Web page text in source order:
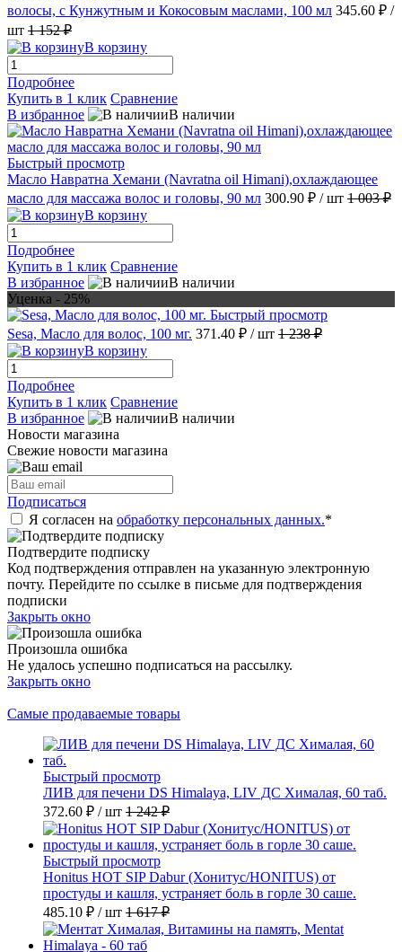
волосы, с Кунжутным и Кокосовым маслами, 100 мл 345.60 ₽ /
шт 1 152 ₽
В корзину
Подробнее
Купить в 1 клик Сравнение
В избранное
В наличии
Быстрый просмотр
Масло Навратна Хемани (Navratna oil Himani),охлаждающее
масло для массажа волос и головы, 90 мл 300.90 ₽ / шт 1 003 ₽
В корзину
Подробнее
Купить в 1 клик Сравнение
В избранное
В наличии
Уценка - 25%
Быстрый просмотр
Sesa, Масло для волос, 100 мг. 371.40 ₽ / шт 1 238 ₽
В корзину
Подробнее
Купить в 1 клик Сравнение
В избранное
В наличии
Новости магазина
Свежие новости магазина
Подписаться
Я согласен на обработку персональных данных.*
Подтвердите подписку
Код подтверждения отправлен на указанную электронную
почту. Перейдите по ссылке в письме для подтверждения
подписки
Закрыть окно
Произошла ошибка
Не удалось успешно подписаться на рассылку.
Закрыть окно
Самые продаваемые товары
Быстрый просмотр
ЛИВ для печени DS Himalaya, LIV ДС Хималая, 60 таб.
372.60 ₽ / шт 1 242 ₽
Быстрый просмотр
Honitus HOT SIP Dabur (Хонитус/HONITUS) от
простуды и кашля, устраняет боль в горле 30 саше.
485.10 ₽ / шт 1 617 ₽